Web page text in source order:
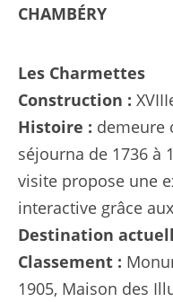
CHAMBÉRY
Les Charmettes
Construction :
Histoire : demeure
séjourna de 1736 à
visite propose une
interactive grâce
Destination
Classement :
1905, Maison des